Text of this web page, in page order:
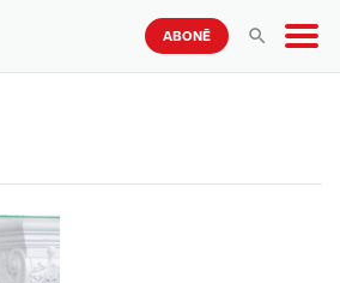
ABONĒ